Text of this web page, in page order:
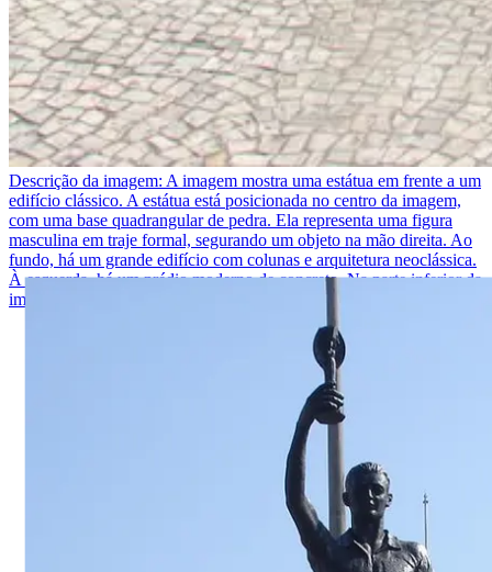
Descrição da imagem: A imagem mostra uma estátua em frente a um
edifício clássico. A estátua está posicionada no centro da imagem,
com uma base quadrangular de pedra. Ela representa uma figura
masculina em traje formal, segurando um objeto na mão direita. Ao
fundo, há um grande edifício com colunas e arquitetura neoclássica.
À esquerda, há um prédio moderno de concreto. Na parte inferior da
imagem, há um piso de pedras com padrão geométrico.